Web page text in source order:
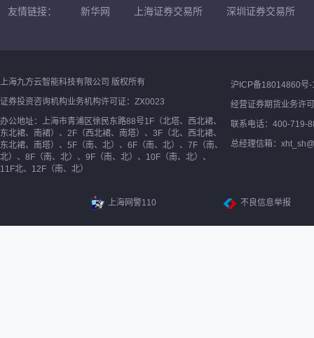
友情链接： 新华网 上海证券交易所 深圳证券交易所
上海九方云智能科技有限公司 版权所有
证券投资咨询机构业务机构许可证：ZX0023
办公地址：上海市青浦区徐民东路88号1F（北塔、西北裙、
东北裙、南裙）、2F（西北裙、南塔）、3F（北、西北裙、
东北裙、南塔）、5F（南、北）、6F（南、北）、7F（南、
北）、8F（南、北）、9F（南、北）、10F（南、北）、
11F北、12F（南、北）
沪ICP备18014860号-
经营证券期货业务许
联系电话：400-719-
总经理信箱：
上海网警110 不良信息举报